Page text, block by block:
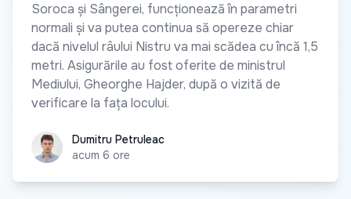
Soroca și Sângerei, funcționează în parametri
normali și va putea continua să opereze chiar
dacă nivelul râului Nistru va mai scădea cu încă 1,5
metri. Asigurările au fost oferite de ministrul
Mediului, Gheorghe Hajder, după o vizită de
verificare la fața locului.
Dumitru Petruleac
Dumitru Petruleac
acum 6 ore